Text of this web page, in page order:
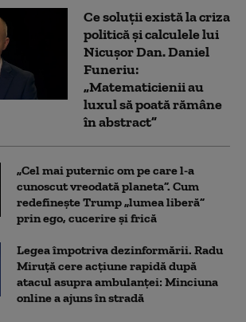
Ce soluții există la criza
politică și calculele lui
Nicușor Dan. Daniel
Funeriu:
„Matematicienii au
luxul să poată rămâne
în abstract”
„Cel mai puternic om pe care l-a
cunoscut vreodată planeta”. Cum
redefinește Trump „lumea liberă”
prin ego, cucerire și frică
Legea împotriva dezinformării. Radu
Miruță cere acțiune rapidă după
atacul asupra ambulanței: Minciuna
online a ajuns în stradă